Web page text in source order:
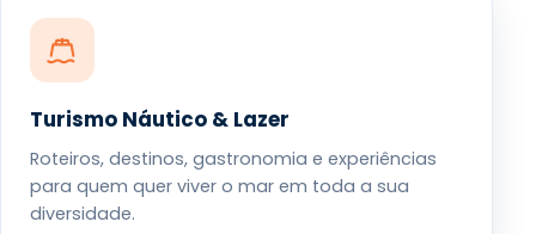
Turismo Náutico & Lazer
Roteiros, destinos, gastronomia e experiências
para quem quer viver o mar em toda a sua
diversidade.